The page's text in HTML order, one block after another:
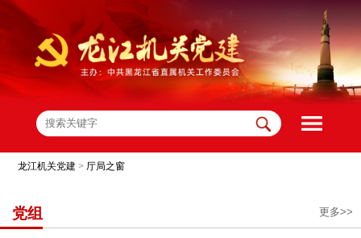
龙江机关党建 > 厅局之窗
党组 更多>>